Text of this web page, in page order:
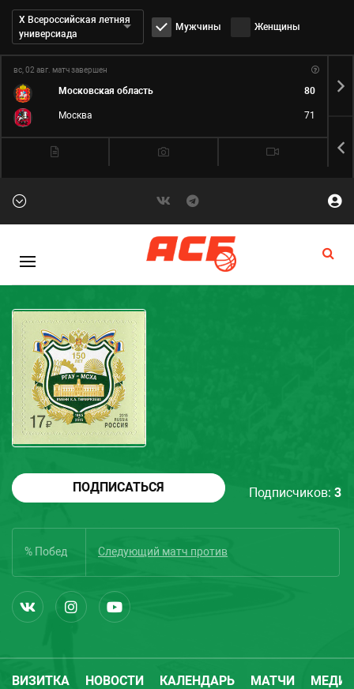
Дивизион:
Х Всероссийская летняя
универсиада
Мужчины Женщины
вс, 02 авг. матч завершен
Московская область 80
Москва 71
ПОДПИСАТЬСЯ Подписчиков: 3
% Побед Следующий матч против
ВИЗИТКА НОВОСТИ КАЛЕНДАРЬ МАТЧИ